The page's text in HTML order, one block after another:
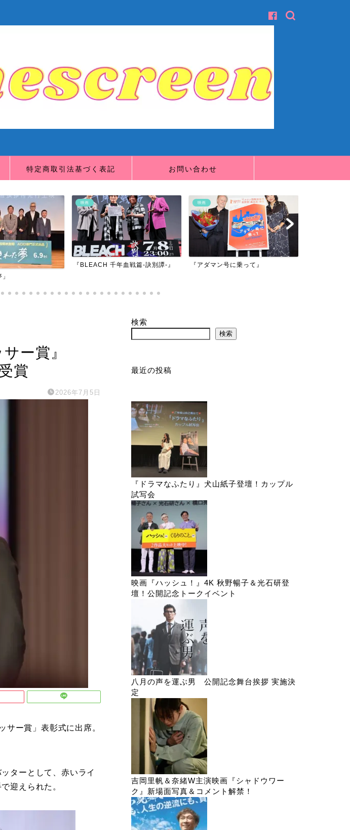
特定商取引法基づく表記 お問い合わせ
血戦篇-訣別譚-』
映画
『アダマン号に乗って』
映画
『バイオハザード：デスアイラン
ー賞』
賞
2026年7月5日
ー賞」表彰式に出席。
ターとして、赤いライ
迎えられた。
検索
検索
最近の投稿
『ドラマなふたり』犬山紙子登壇！カップル
試写会
映画『ハッシュ！』4K 秋野暢子＆光石研登
壇！公開記念トークイベント
八月の声を運ぶ男 公開記念舞台挨拶 実施決
定
吉岡里帆＆奈緒W主演映画『シャドウワー
ク』新場面写真＆コメント解禁！